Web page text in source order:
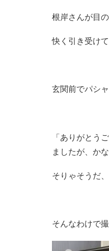
根岸さんが目
快く引き受け
玄関前でパシ
「ありがとう
ましたが、か
そりゃそうだ
そんなわけで